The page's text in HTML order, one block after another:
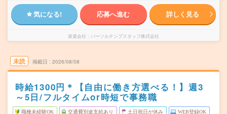
気になる! 応募へ進む 詳しく見る
派遣会社 パーソルテンプスタッフ株式会社
未読 掲載日 2026/08/08
時給1300円＊【自由に働き方選べる！】週3
～5日/フルタイムor時短で事務職
職種未経験OK 交通費別途支給あり 土日祝日が休み WEB登録OK